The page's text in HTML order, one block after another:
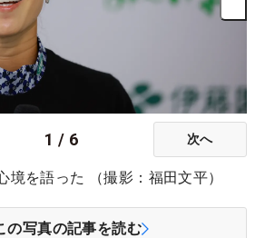
1 / 6 次へ
境を語った （撮影：福田文平）
の写真の記事を読む